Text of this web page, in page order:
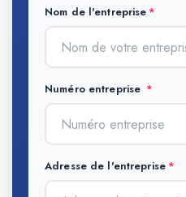
Nom de l'entreprise
Numéro entreprise
Adresse de l'entreprise